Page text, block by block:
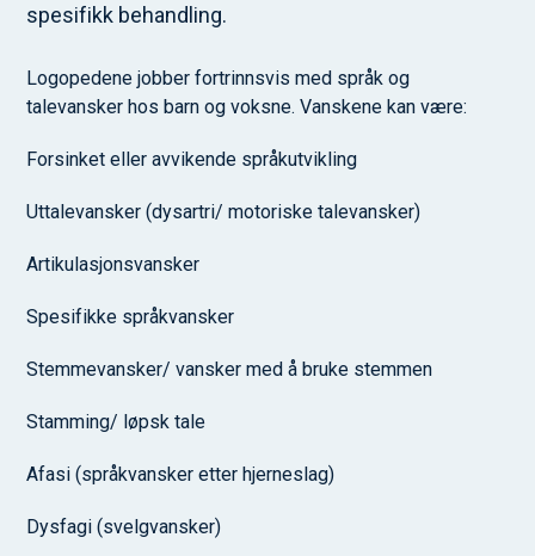
spesifikk behandling.
Logopedene jobber fortrinnsvis med språk og
talevansker hos barn og voksne. Vanskene kan være:
Forsinket eller avvikende språkutvikling
Uttalevansker (dysartri/ motoriske talevansker)
Artikulasjonsvansker
Spesifikke språkvansker
Stemmevansker/ vansker med å bruke stemmen
Stamming/ løpsk tale
Afasi (språkvansker etter hjerneslag)
Dysfagi (svelgvansker)